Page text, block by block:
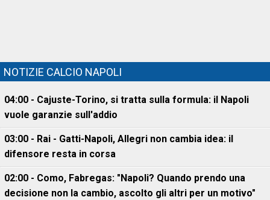
NOTIZIE CALCIO NAPOLI
04:00 - Cajuste-Torino, si tratta sulla formula: il Napoli
vuole garanzie sull'addio
03:00 - Rai - Gatti-Napoli, Allegri non cambia idea: il
difensore resta in corsa
02:00 - Como, Fabregas: "Napoli? Quando prendo una
decisione non la cambio, ascolto gli altri per un motivo"